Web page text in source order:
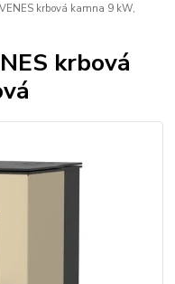
krbová kamna 9 kW,
krbová